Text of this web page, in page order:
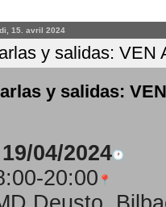
15. avril 2024
y salidas: VEN
y salidas:
04/2024
20:00